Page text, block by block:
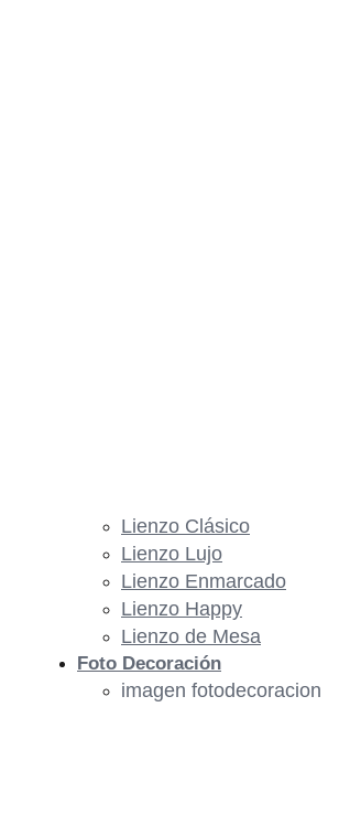
Lienzo Clásico
Lienzo Lujo
Lienzo Enmarcado
Lienzo Happy
Lienzo de Mesa
Foto Decoración
imagen fotodecoracion